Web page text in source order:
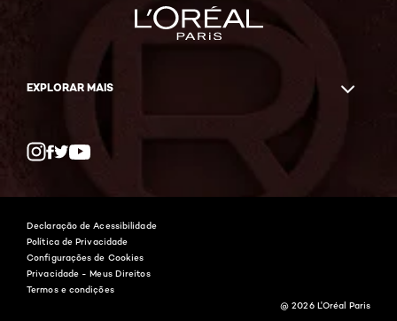
EXPLORAR MAIS
Declaração de Acessibilidade
Política de Privacidade
Configurações de Cookies
Privacidade - Meus Direitos
Termos e condições
@ 2026 L'Oréal Paris